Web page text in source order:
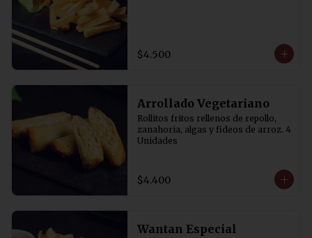
$4.500
Arrollado Vegetariano
Rollitos fritos rellenos de repollo,
zanahoria, algas y fideos de arroz. 4
Unidades
$4.400
Wantan Especial